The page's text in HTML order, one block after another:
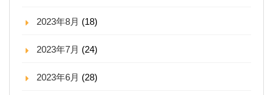
2023年8月 (18)
2023年7月 (24)
2023年6月 (28)